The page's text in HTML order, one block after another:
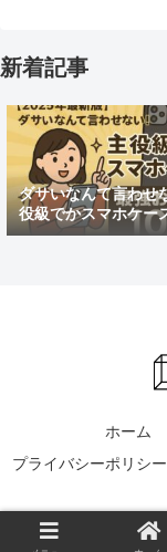
新着記事
ダサいなんて言わせ
役級でかスマホケー
めの）最強おすすめ
ホーム
プライバシーポリシ